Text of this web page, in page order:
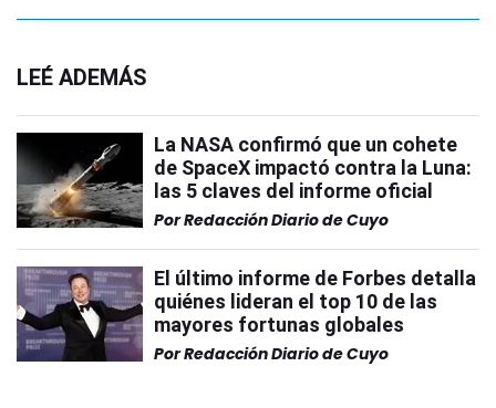
LEÉ ADEMÁS
La NASA confirmó que un cohete
de SpaceX impactó contra la Luna:
las 5 claves del informe oficial
PorRedacción Diario de Cuyo
El último informe de Forbes detalla
quiénes lideran el top 10 de las
mayores fortunas globales
PorRedacción Diario de Cuyo